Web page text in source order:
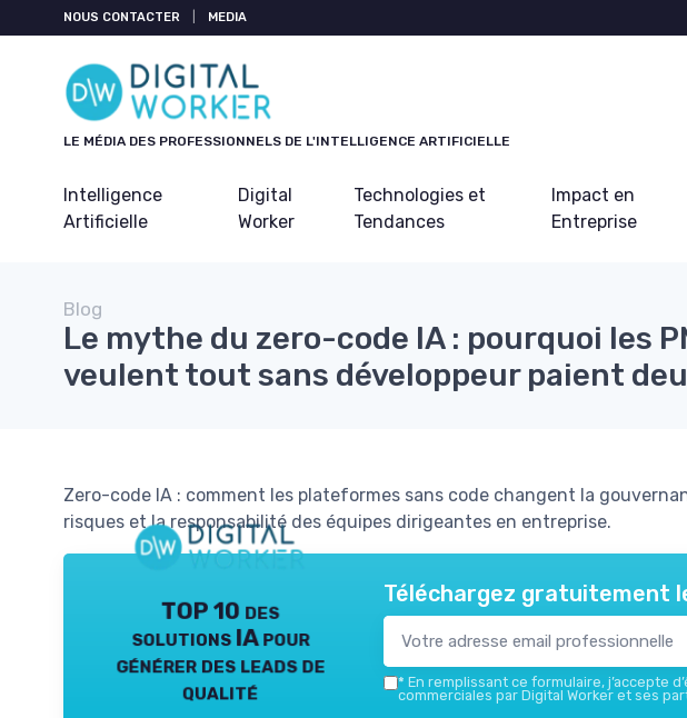
NOUS CONTACTER MEDIA
LE MÉDIA DES PROFESSIONNELS DE L'INTELLIGENCE ARTIFICIELLE
Intelligence
Artificielle
Digital
Worker
Technologies et
Tendances
Impact en
Entreprise
Blog
Le mythe du zero-code IA : pourquoi les
veulent tout sans développeur paient
Zero-code IA : comment les plateformes sans code changent la
risques et la responsabilité des équipes dirigeantes en entreprise.
TOP 10 des
solutions IA pour
générer des leads de
qualité
Téléchargez gratuitement
* En remplissant ce formulaire, j’accepte
commerciales par Digital Worker et ses
Panneau de gestion des cookies